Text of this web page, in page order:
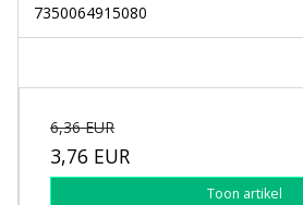
7350064915080
6,36 EUR
3,76 EUR
Toon artikel